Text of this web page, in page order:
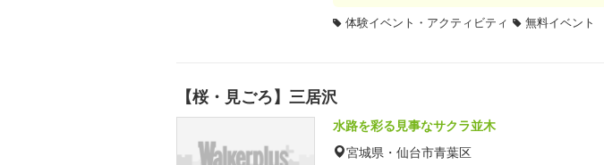
体験イベント・アクティビティ 無料イベント
【桜・見ごろ】三居沢
水路を彩る見事なサクラ並木
宮城県・仙台市青葉区